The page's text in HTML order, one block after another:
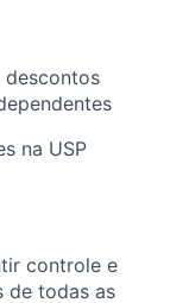
descontos
na USP
controle e
de todas as